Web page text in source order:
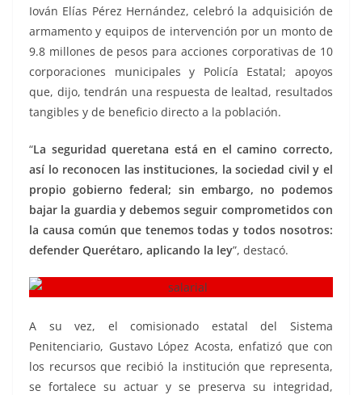
Iován Elías Pérez Hernández, celebró la adquisición de
armamento y equipos de intervención por un monto de
9.8 millones de pesos para acciones corporativas de 10
corporaciones municipales y Policía Estatal; apoyos
que, dijo, tendrán una respuesta de lealtad, resultados
tangibles y de beneficio directo a la población.
“La seguridad queretana está en el camino correcto,
así lo reconocen las instituciones, la sociedad civil y el
propio gobierno federal; sin embargo, no podemos
bajar la guardia y debemos seguir comprometidos con
la causa común que tenemos todas y todos nosotros:
defender Querétaro, aplicando la ley”, destacó.
A su vez, el comisionado estatal del Sistema
Penitenciario, Gustavo López Acosta, enfatizó que con
los recursos que recibió la institución que representa,
se fortalece su actuar y se preserva su integridad,